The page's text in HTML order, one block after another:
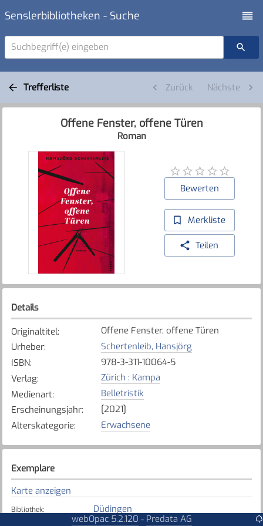
Senslerbibliotheken - Suche
Suchbegriff(e) eingeben
Trefferliste Zurück Nächste
Offene Fenster, offene Türen
Roman
Bewerten
Merkliste
Teilen
Details
Originaltitel:
Offene Fenster, offene Türen
Urheber:
Schertenleib, Hansjörg
ISBN:
978-3-311-10064-5
Verlag:
Zürich : Kampa
Medienart:
Belletristik
Erscheinungsjahr:
[2021]
Alterskategorie: Erwachsene
Exemplare
Karte anzeigen
Bibliothek: Düdingen
Verfügbar
webOpac 5.2.120 - Predata AG